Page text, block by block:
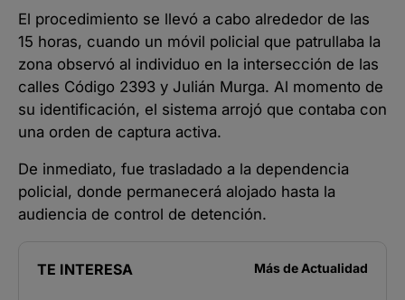
El procedimiento se llevó a cabo alrededor de las
15 horas, cuando un móvil policial que patrullaba la
zona observó al individuo en la intersección de las
calles Código 2393 y Julián Murga. Al momento de
su identificación, el sistema arrojó que contaba con
una orden de captura activa.
De inmediato, fue trasladado a la dependencia
policial, donde permanecerá alojado hasta la
audiencia de control de detención.
TE INTERESA Más de Actualidad